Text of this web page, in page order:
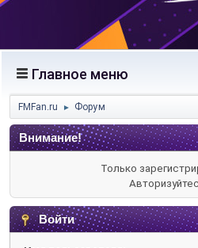
Главное меню
FMFan.ru ► Форум
Внимание!
Только
Войти